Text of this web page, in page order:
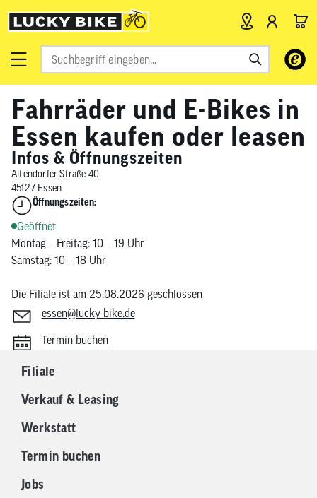
Verwende
Pfeile
nach
oben
und
Fahrräder und E-Bikes in
Essen kaufen oder leasen
Infos & Öffnungszeiten
Altendorfer Straße 40
45127 Essen
Öffnungszeiten:
Geöffnet
Montag – Freitag: 10 – 19 Uhr
Samstag: 10 – 18 Uhr
Die Filiale ist am 25.08.2026 geschlossen
essen@lucky-bike.de
Termin buchen
Filiale
Verkauf & Leasing
Werkstatt
Termin buchen
Jobs